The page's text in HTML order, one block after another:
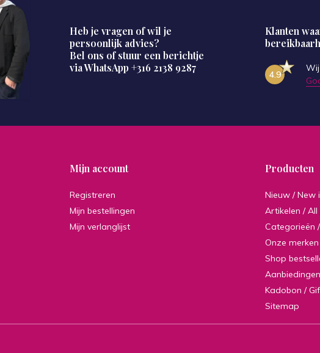
Heb je vragen of wil je
persoonlijk advies?
Bel ons of stuur een berichtje
via WhatsApp +316 2138 9287
Klanten
4.9
Mijn account
Registreren
Mijn bestellingen
Mijn verlanglijst
Producten
Nieuw / New
Artikelen /
Categorieën
Onze
Shop
Kadobon /
Sitemap